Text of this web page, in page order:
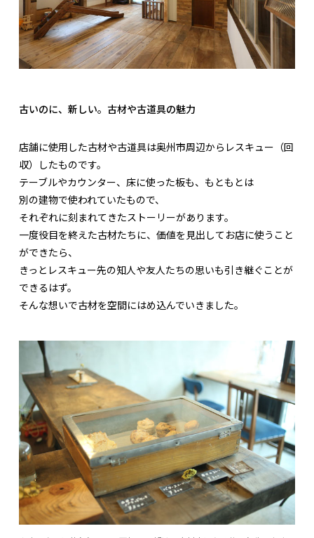
古いのに、新しい。古材や古道具の魅力
店舗に使用した古材や古道具は奥州市周辺からレスキュー（回
収）したものです。
テーブルやカウンター、床に使った板も、もともとは
別の建物で使われていたもので、
それぞれに刻まれてきたストーリーがあります。
一度役目を終えた古材たちに、価値を見出してお店に使うこと
ができたら、
きっとレスキュー先の知人や友人たちの思いも引き継ぐことが
できるはず。
そんな想いで古材を空間にはめ込んでいきました。